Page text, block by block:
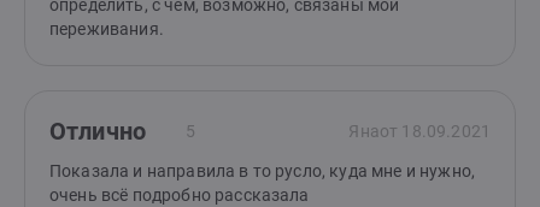
определить, с чем, возможно, связаны мои
переживания.
Отлично 5 Янаот 18.09.2021
Показала и направила в то русло, куда мне и нужно,
очень всё подробно рассказала